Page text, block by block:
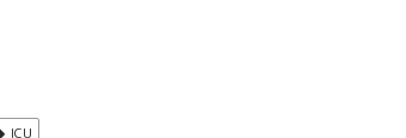
ICU